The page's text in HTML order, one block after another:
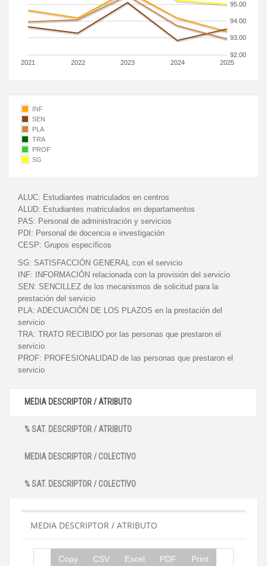
2021 2022 2023 2024 2025
92.00
93.00
94.00
95.00
INF
SEN
PLA
TRA
PROF
SG
ALUC: Estudiantes matriculados en centros
ALUD: Estudiantes matriculados en departamentos
PAS: Personal de administración y servicios
PDI: Personal de docencia e investigación
CESP: Grupos específicos
SG: SATISFACCIÓN GENERAL con el servicio
INF:
INFORMACIÓN relacionada con la provisión del servicio
SEN: SENCILLEZ de los mecanismos de solicitud para la
prestación del servicio
PLA: ADECUACIÓN DE LOS PLAZOS en la prestación del
servicio
TRA: TRATO RECIBIDO por las personas que prestaron el
servicio
PROF: PROFESIONALIDAD de las personas que prestaron el
servicio
MEDIA DESCRIPTOR / ATRIBUTO
% SAT. DESCRIPTOR / ATRIBUTO
MEDIA DESCRIPTOR / COLECTIVO
% SAT. DESCRIPTOR / COLECTIVO
MEDIA DESCRIPTOR / ATRIBUTO
Copy CSV Excel PDF Print